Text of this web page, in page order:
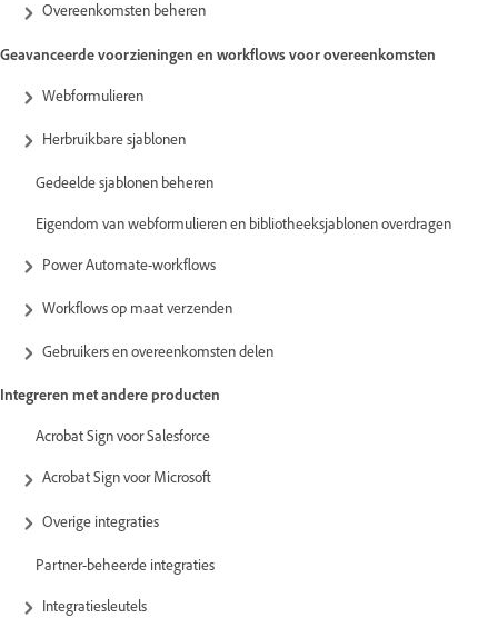
Overeenkomsten beheren
Geavanceerde voorzieningen en workflows voor overeenkomsten
Webformulieren
Herbruikbare sjablonen
Gedeelde sjablonen beheren
Eigendom van webformulieren en bibliotheeksjablonen overdragen
Power Automate-workflows
Workflows op maat verzenden
Gebruikers en overeenkomsten delen
Integreren met andere producten
Acrobat Sign voor Salesforce
Acrobat Sign voor Microsoft
Overige integraties
Partner-beheerde integraties
Integratiesleutels